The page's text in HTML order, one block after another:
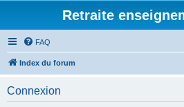
Retraite
FAQ
Index du forum
Connexion